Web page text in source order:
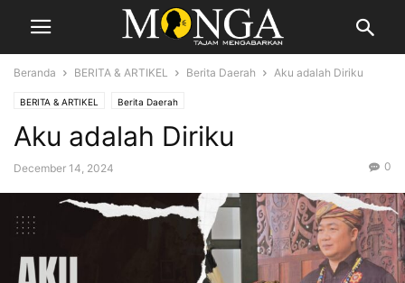
Beranda BERITA & ARTIKEL Berita Daerah Aku adalah Diriku
BERITA & ARTIKEL Berita Daerah
Aku adalah Diriku
December 14, 2024 0